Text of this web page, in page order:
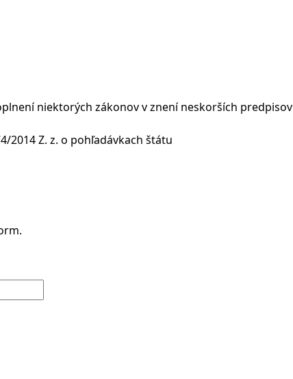
niektorých zákonov v znení neskorších predpisov
2014 Z. z. o pohľadávkach štátu